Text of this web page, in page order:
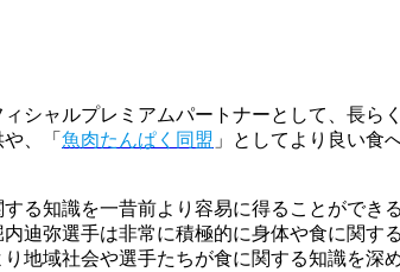
シャルプレミアムパートナーとして、長
、「 魚肉たんぱく同盟 」としてより良い食
る知識を一昔前より容易に得ることがで
迪弥選手は非常に積極的に身体や食に関す
地域社会や選手たちが食に関する知識を